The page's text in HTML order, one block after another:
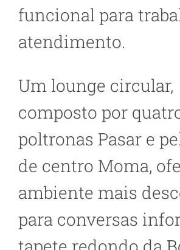
funcional para
atendimento.
Um lounge circular,
composto por
poltronas Pasar e
de centro Moma,
ambiente mais
para conversas